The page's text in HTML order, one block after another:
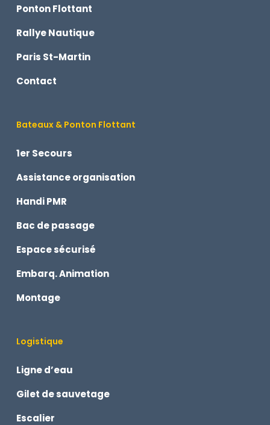
Ponton Flottant
Rallye Nautique
Paris St-Martin
Contact
Bateaux & Ponton Flottant
1er Secours
Assistance organisation
Handi PMR
Bac de passage
Espace sécurisé
Embarq. Animation
Montage
Logistique
Ligne d’eau
Gilet de sauvetage
Escalier